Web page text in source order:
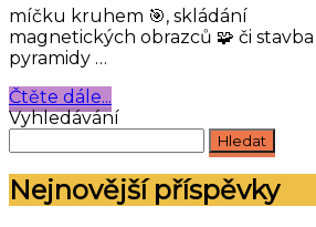
míčku kruhem 🎯, skládání
magnetických obrazců 🧩 či stavba
pyramidy …
Čtěte dále...
Vyhledávání
Nejnovější příspěvky